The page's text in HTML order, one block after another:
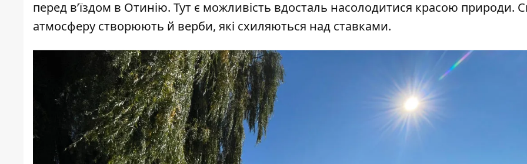
перед в’їздом в Отинію. Тут є можливість вдосталь насолодитися красою природи.
атмосферу створюють й верби, які схиляються над ставками.